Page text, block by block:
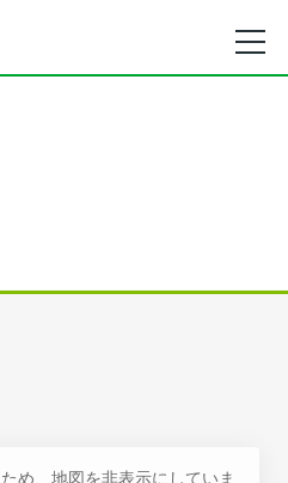
め、地図を非表示にしていま